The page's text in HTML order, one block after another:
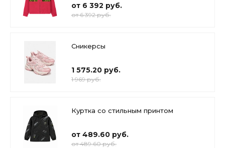
от 6 392 руб.
от 6 392 руб.
Сникерсы
1 575.20 руб.
1 969 руб.
Куртка со стильным принтом
от 489.60 руб.
от 489.60 руб.